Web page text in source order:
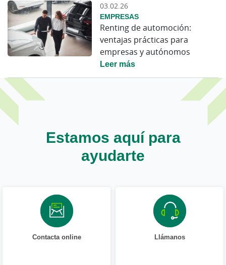
03.02.26
EMPRESAS
Renting de automoción:
ventajas prácticas para
empresas y autónomos
Leer más
Estamos aquí para
ayudarte
Contacta online Llámanos